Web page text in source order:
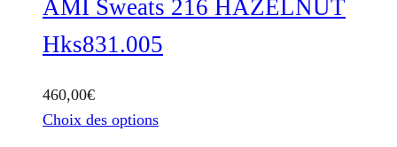
AMI Sweats 216 HAZELNUT
Hks831.005
460,00€
Choix des optionsCe